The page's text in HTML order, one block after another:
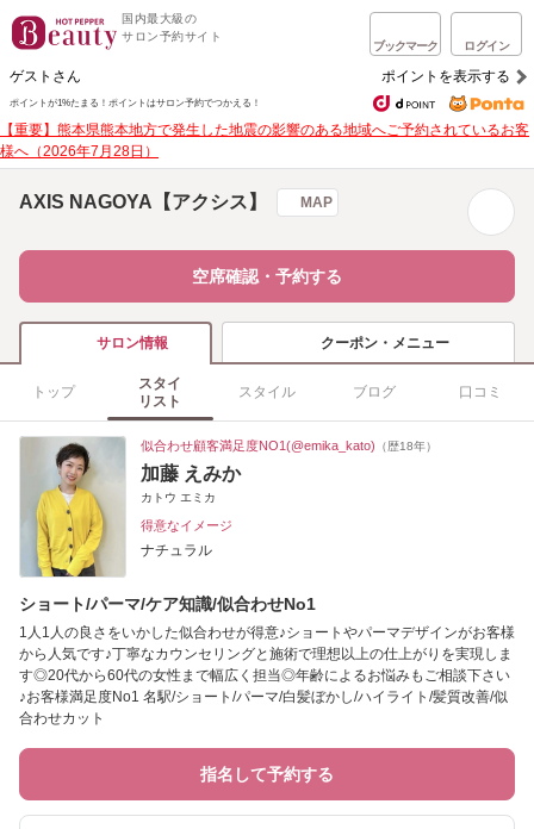
国内最大級の
サロン予約サイト
ブックマーク ログイン
ゲストさん ポイントを表示する
ポイントが1%たまる！ ポイントはサロン予約でつかえる！
【重要】熊本県熊本地方で発生した地震の影響のある地域へご予約されているお客
様へ（2026年7月28日）
AXIS NAGOYA【アクシス】 MAP
空席確認・予約する
サロン情報 クーポン・メニュー
トップ
スタイ
リスト
スタイル ブログ 口コミ
似合わせ顧客満足度NO1(@emika_kato) （歴18年）
加藤 えみか
カトウ エミカ
得意なイメージ
ナチュラル
ショート/パーマ/ケア知識/似合わせNo1
1人1人の良さをいかした似合わせが得意♪ショートやパーマデザインがお客様
から人気です♪丁寧なカウンセリングと施術で理想以上の仕上がりを実現しま
す◎20代から60代の女性まで幅広く担当◎年齢によるお悩みもご相談下さい
♪お客様満足度No1 名駅/ショート/パーマ/白髪ぼかし/ハイライト/髪質改善/似
合わせカット
指名して予約する